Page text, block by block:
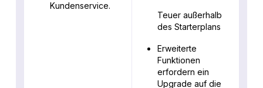
Kundenservice.
Teuer außerhalb
des Starterplans
Erweiterte
Funktionen
erfordern ein
Upgrade auf die